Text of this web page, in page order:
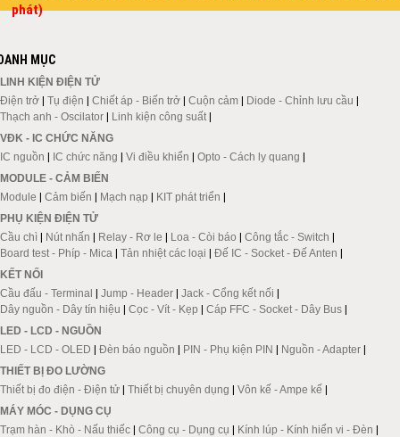
phát)
MỤC
LINH KIỆN ĐIỆN TỬ
Điện trở | Tụ điện | Chiết áp - Biến trở | Cuộn cảm | Diode - Chỉnh lưu cầu |
Thạch anh - Oscilator | Linh kiện công suất |
VĐK - IC CHỨC NĂNG
IC nguồn | IC chức năng | Vi điều khiển | Opto - Cách ly quang |
MODULE - CẢM BIẾN
Module | Cảm biến | Mạch nạp | KIT phát triển |
PHỤ KIỆN ĐIỆN TỬ
Cầu chì | Nút nhấn | Relay - Rơ le | Loa - Còi báo | Công tắc - Switch |
Board test - Phíp - Mica | Tản nhiệt các loại | Đế IC - Socket - Đế Anten |
KẾT NỐI
Cầu đấu - Terminal | Jump - Header | Jack - Cổng kết nối |
Dây nguồn - Dây tín hiệu | Cọc - Vít - Kẹp | Cáp FFC - Socket - Dây Bus |
LED - LCD - NGUỒN
LED - LCD - OLED | Đèn báo nguồn | PIN - Phụ kiện PIN | Nguồn - Adapter |
THIẾT BỊ ĐO LƯỜNG
Thiết bị đo điện - Điện tử | Thiết bị chuyên dụng | Vôn kế - Ampe kế |
MÁY MÓC - DỤNG CỤ
Trạm hàn - Khò - Nấu thiếc | Công cụ - Dụng cụ | Kính lúp - Kính hiển vi - Đèn |